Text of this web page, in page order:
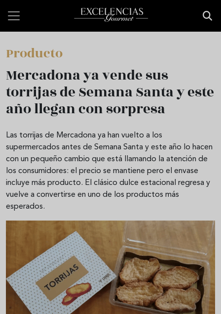
Producto
Mercadona ya vende sus
torrijas de Semana Santa y este
año llegan con sorpresa
Las torrijas de Mercadona ya han vuelto a los
supermercados antes de Semana Santa y este año lo hacen
con un pequeño cambio que está llamando la atención de
los consumidores: el precio se mantiene pero el envase
incluye más producto. El clásico dulce estacional regresa y
vuelve a convertirse en uno de los productos más
esperados.